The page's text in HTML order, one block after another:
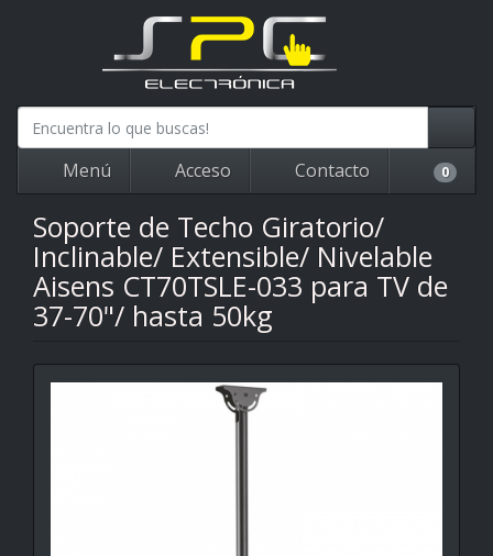
Menú Acceso Contacto 0
Soporte de Techo Giratorio/
Inclinable/ Extensible/ Nivelable
Aisens CT70TSLE-033 para TV de
37-70"/ hasta 50kg